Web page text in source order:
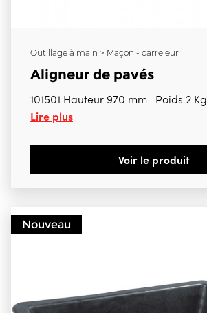
Outillage à main > Maçon - carreleur
Aligneur de pavés
101501 Hauteur 970 mm Poids 2 Kg
Lire plus
Voir le produit
Nouveau